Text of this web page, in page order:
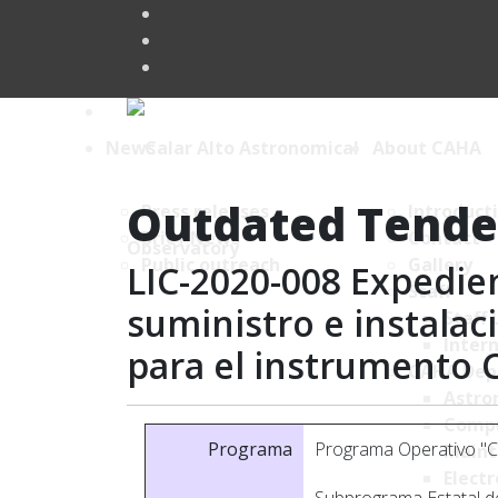
Press releases
Brief News
Public outreach
Contact
Gallery
Staff
Staff
CAHA
Outdated
LIC-2020-008
suministro e
para el instrumento
Programa Programa Operativo